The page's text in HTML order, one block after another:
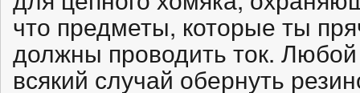
что предметы, которые ты
должны проводить ток.
всякий случай обернуть